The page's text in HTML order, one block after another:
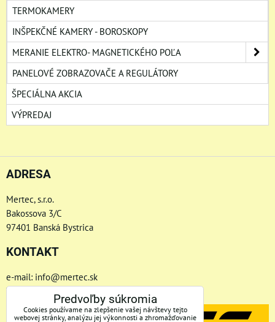
TERMOKAMERY
INŠPEKČNÉ KAMERY - BOROSKOPY
MERANIE ELEKTRO- MAGNETICKÉHO POĽA
PANELOVÉ ZOBRAZOVAČE A REGULÁTORY
ŠPECIÁLNA AKCIA
VÝPREDAJ
ADRESA
Mertec, s.r.o.
Bakossova 3/C
97401 Banská Bystrica
KONTAKT
e-mail: info@mertec.sk
Telefón: +421 48-4800 791
Predvoľby súkromia
Cookies používame na zlepšenie vašej návštevy tejto
webovej stránky, analýzu jej výkonnosti a zhromažďovanie